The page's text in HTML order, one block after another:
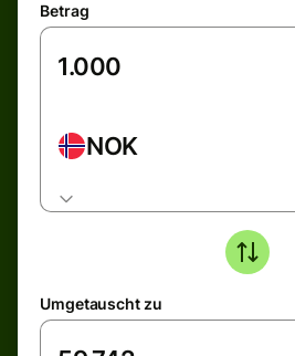
Betrag
NOK
Umgetauscht zu